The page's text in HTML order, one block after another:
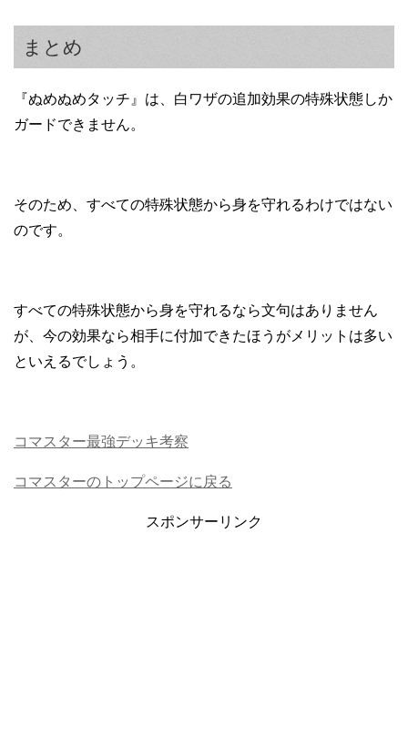
まとめ
『ぬめぬめタッチ』は、白ワザの追加効果の特殊状態しか
ガードできません。
そのため、すべての特殊状態から身を守れるわけではない
のです。
すべての特殊状態から身を守れるなら文句はありません
が、今の効果なら相手に付加できたほうがメリットは多い
といえるでしょう。
コマスター最強デッキ考察
コマスターのトップページに戻る
スポンサーリンク